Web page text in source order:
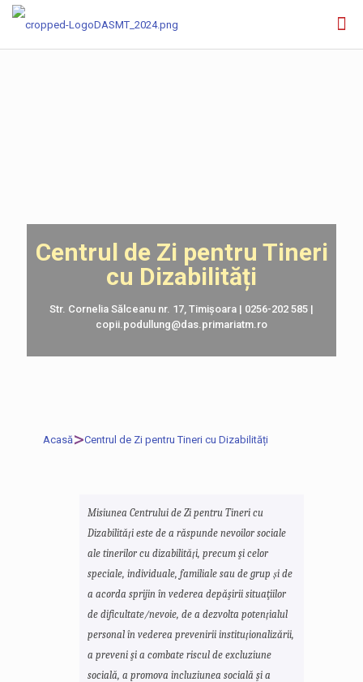
Centrul de Zi pentru Tineri
cu Dizabilități
Str. Cornelia Sălceanu nr. 17, Timișoara | 0256-202 585 |
copii.podullung@das.primariatm.ro
Acasă>Centrul de Zi pentru Tineri cu Dizabilități
Misiunea Centrului de Zi pentru Tineri cu
Dizabilități este de a răspunde nevoilor sociale
ale tinerilor cu dizabilități, precum şi celor
speciale, individuale, familiale sau de grup și de
a acorda sprijin în vederea depăşirii situaţiilor
de dificultate/nevoie, de a dezvolta potențialul
personal în vederea prevenirii instituționalizării,
a preveni şi a combate riscul de excluziune
socială, a promova incluziunea socială şi a